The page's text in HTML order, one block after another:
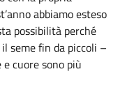
abbiamo esteso
possibilità perché
seme fin da piccoli –
e cuore sono più